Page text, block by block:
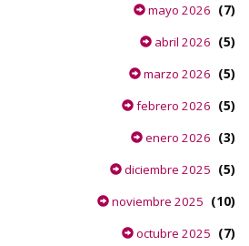
mayo 2026 (7)
abril 2026 (5)
marzo 2026 (5)
febrero 2026 (5)
enero 2026 (3)
diciembre 2025 (5)
noviembre 2025 (10)
octubre 2025 (7)